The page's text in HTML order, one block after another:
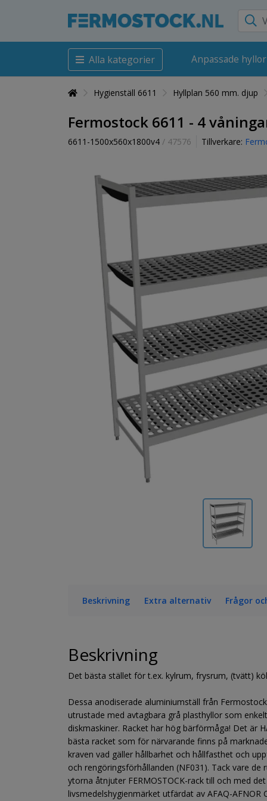
Alla kategorier Anpassade hyllor
Hygienställ 6611 Hyllplan 560 mm. djup
Fermostock 6611 - 4
6611-1500x560x1800v4 / 47576 Tillverkare:
Beskrivning Extra alternativ Frågor
Beskrivning
Det bästa stället för t.ex. kylrum, frysrum, (tvätt)
Dessa anodiserade aluminiumställ från
utrustade med avtagbara grå plasthyllor som
diskmaskiner. Racket har hög bärförmåga! Det är
bästa racket som för närvarande finns på
kraven vad gäller hållbarhet och hållfasthet och
och rengöringsförhållanden (NF031). Tack vare de
ytorna åtnjuter FERMOSTOCK-rack till och med
livsmedelshygienmärket utfärdat av AFAQ-AFNOR